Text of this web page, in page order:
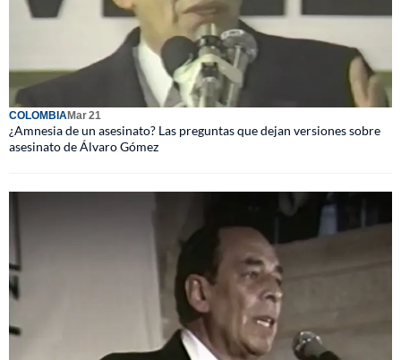
COLOMBIAMar 21
¿Amnesia de un asesinato? Las preguntas que dejan versiones sobre
asesinato de Álvaro Gómez